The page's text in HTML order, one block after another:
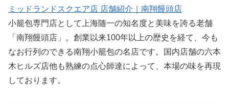
ミッドランドスクエア店 店舗紹介｜南翔饅頭店
小籠包専門店として上海随一の知名度と美味を誇る老舗
「南翔饅頭店」。創業以来100年以上の歴史を経て、今も
なお行列のできる南翔小籠包の名店です。国内店舗の六本
木ヒルズ店他も熟練の点心師達によって、本場の味を再現
しております。